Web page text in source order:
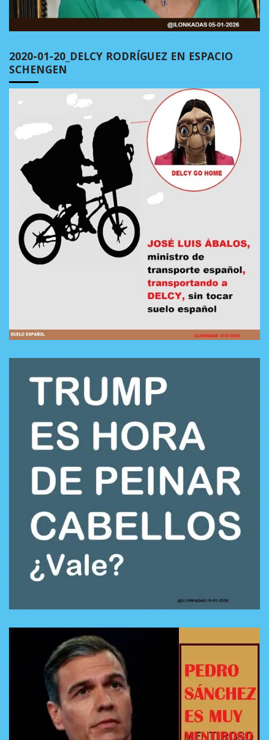
2020-01-20_DELCY RODRÍGUEZ EN ESPACIO
SCHENGEN